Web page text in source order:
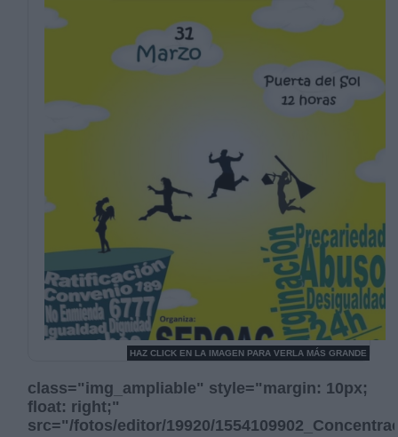
HAZ CLICK EN LA IMAGEN PARA VERLA MÁS GRANDE
class="img_ampliable" style="margin: 10px;
float: right;"
src="/fotos/editor/19920/